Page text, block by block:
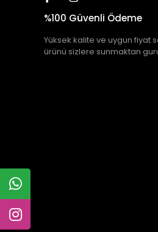
%100 Güvenli Ödeme
Yüksek kalite ve uygun fiyat
ürünü sizlere sunmaktan